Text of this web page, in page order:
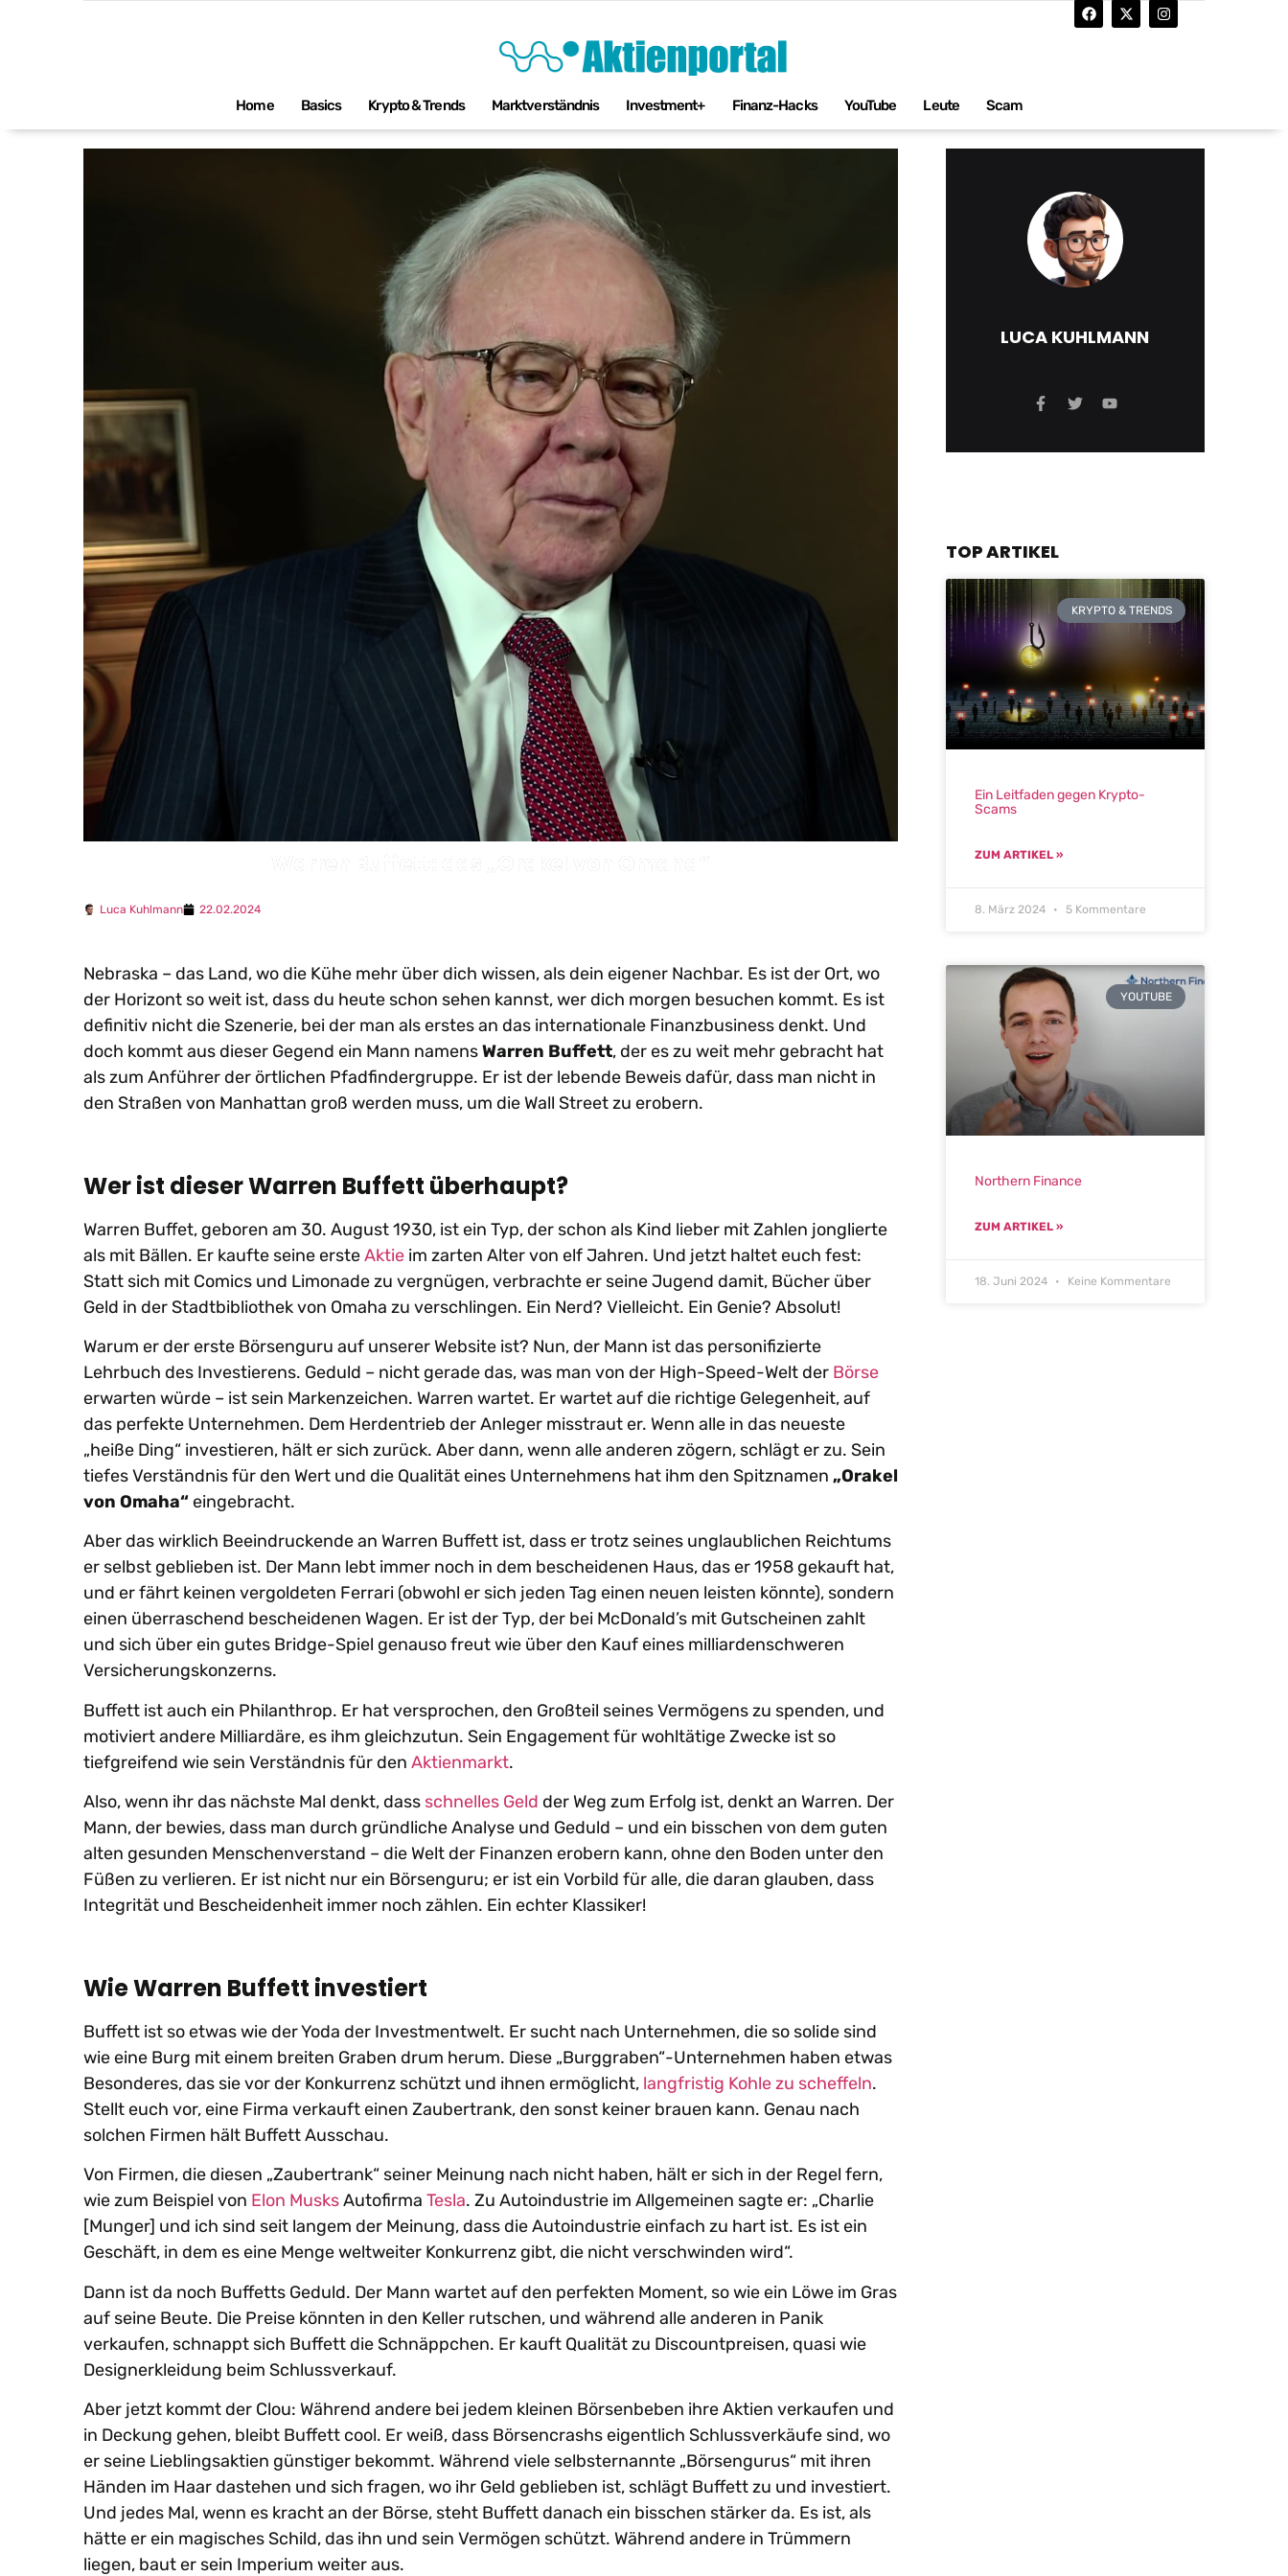
Home Basics Krypto & Trends Marktverständnis Investment+ Finanz-Hacks YouTube Leute Scam
Luca Kuhlmann 22.02.2024
Nebraska – das Land, wo die Kühe mehr über dich wissen, als dein eigener Nachbar. Es ist der Ort, wo
der Horizont so weit ist, dass du heute schon sehen kannst, wer dich morgen besuchen kommt. Es ist
definitiv nicht die Szenerie, bei der man als erstes an das internationale Finanzbusiness denkt. Und
doch kommt aus dieser Gegend ein Mann namensWarren Buffett, der es zu weit mehr gebracht hat
als zum Anführer der örtlichen Pfadfindergruppe. Er ist der lebende Beweis dafür, dass man nicht in
den Straßen von Manhattan groß werden muss, um die Wall Street zu erobern.
Wer ist dieser Warren Buffett überhaupt?
Warren Buffet, geboren am 30. August 1930, ist ein Typ, der schon als Kind lieber mit Zahlen jonglierte
als mit Bällen. Er kaufte seine ersteAktie im zarten Alter von elf Jahren. Und jetzt haltet euch fest:
Statt sich mit Comics und Limonade zu vergnügen, verbrachte er seine Jugend damit, Bücher über
Geld in der Stadtbibliothek von Omaha zu verschlingen. Ein Nerd? Vielleicht. Ein Genie? Absolut!
Warum er der erste Börsenguru auf unserer Website ist? Nun, der Mann ist das personifizierte
Lehrbuch des Investierens. Geduld – nicht gerade das, was man von der High-Speed-Welt der Börse
erwarten würde – ist sein Markenzeichen. Warren wartet. Er wartet auf die richtige Gelegenheit, auf
das perfekte Unternehmen. Dem Herdentrieb der Anleger misstraut er. Wenn alle in das neueste
„heiße Ding“ investieren, hält er sich zurück. Aber dann, wenn alle anderen zögern, schlägt er zu. Sein
tiefes Verständnis für den Wert und die Qualität eines Unternehmens hat ihm den Spitznamen „Orakel
von Omaha“ eingebracht.
Aber das wirklich Beeindruckende an Warren Buffett ist, dass er trotz seines unglaublichen Reichtums
er selbst geblieben ist. Der Mann lebt immer noch in dem bescheidenen Haus, das er 1958 gekauft hat,
und er fährt keinen vergoldeten Ferrari (obwohl er sich jeden Tag einen neuen leisten könnte), sondern
einen überraschend bescheidenen Wagen. Er ist der Typ, der bei McDonald’s mit Gutscheinen zahlt
und sich über ein gutes Bridge-Spiel genauso freut wie über den Kauf eines milliardenschweren
Versicherungskonzerns.
Buffett ist auch ein Philanthrop. Er hat versprochen, den Großteil seines Vermögens zu spenden, und
motiviert andere Milliardäre, es ihm gleichzutun. Sein Engagement für wohltätige Zwecke ist so
tiefgreifend wie sein Verständnis für den Aktienmarkt.
Also, wenn ihr das nächste Mal denkt, dass schnelles Geld der Weg zum Erfolg ist, denkt an Warren. Der
Mann, der bewies, dass man durch gründliche Analyse und Geduld – und ein bisschen von dem guten
alten gesunden Menschenverstand – die Welt der Finanzen erobern kann, ohne den Boden unter den
Füßen zu verlieren. Er ist nicht nur ein Börsenguru; er ist ein Vorbild für alle, die daran glauben, dass
Integrität und Bescheidenheit immer noch zählen. Ein echter Klassiker!
Wie Warren Buffett investiert
Buffett ist so etwas wie der Yoda der Investmentwelt. Er sucht nach Unternehmen, die so solide sind
wie eine Burg mit einem breiten Graben drum herum. Diese „Burggraben“-Unternehmen haben etwas
Besonderes, das sie vor der Konkurrenz schützt und ihnen ermöglicht, langfristig Kohle zu scheffeln.
Stellt euch vor, eine Firma verkauft einen Zaubertrank, den sonst keiner brauen kann. Genau nach
solchen Firmen hält Buffett Ausschau.
Von Firmen, die diesen „Zaubertrank“ seiner Meinung nach nicht haben, hält er sich in der Regel fern,
wie zum Beispiel von Elon MusksAutofirma Tesla. Zu Autoindustrie im Allgemeinen sagte er: „Charlie
[Munger] und ich sind seit langem der Meinung, dass die Autoindustrie einfach zu hart ist. Es ist ein
Geschäft, in dem es eine Menge weltweiter Konkurrenz gibt, die nicht verschwinden wird“.
Dann ist da noch Buffetts Geduld. Der Mann wartet auf den perfekten Moment, so wie ein Löwe im Gras
auf seine Beute. Die Preise könnten in den Keller rutschen, und während alle anderen in Panik
verkaufen, schnappt sich Buffett die Schnäppchen. Er kauft Qualität zu Discountpreisen, quasi wie
Designerkleidung beim Schlussverkauf.
Aber jetzt kommt der Clou: Während andere bei jedem kleinen Börsenbeben ihre Aktien verkaufen und
in Deckung gehen, bleibt Buffett cool. Er weiß, dass Börsencrashs eigentlich Schlussverkäufe sind, wo
er seine Lieblingsaktien günstiger bekommt. Während viele selbsternannte „Börsengurus“ mit ihren
Händen im Haar dastehen und sich fragen, wo ihr Geld geblieben ist, schlägt Buffett zu und investiert.
Und jedes Mal, wenn es kracht an der Börse, steht Buffett danach ein bisschen stärker da. Es ist, als
hätte er ein magisches Schild, das ihn und sein Vermögen schützt. Während andere in Trümmern
liegen, baut er sein Imperium weiter aus.
LUCA KUHLMANN
TOP ARTIKEL
KRYPTO & TRENDS
Ein Leitfaden gegen Krypto-
Scams
ZUM ARTIKEL »
8. März 2024 5 Kommentare
YOUTUBE
Northern Finance
ZUM ARTIKEL »
18. Juni 2024 Keine Kommentare